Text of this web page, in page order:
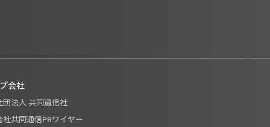
会社
団法人 共同通信社
社共同通信PRワイヤー